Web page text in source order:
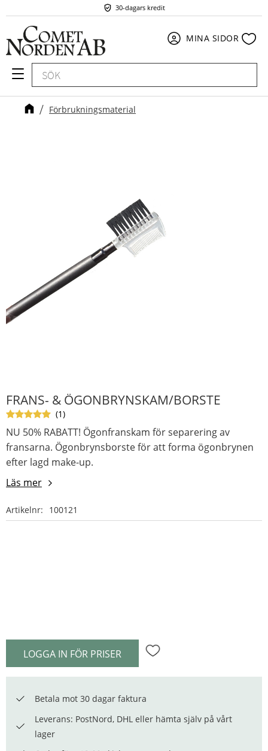
Meny
30-dagars kredit
MINA SIDOR
Förbrukningsmaterial
FRANS- & ÖGONBRYNSKAM/BORSTE
1
NU 50% RABATT! Ögonfranskam för separering av
fransarna. Ögonbrynsborste för att forma ögonbrynen
efter lagd make-up.
Läs mer
LOGGA IN FÖR PRISER Lägg till i favoriter
Artikelnr 100121
Betala mot 30 dagar faktura
Leverans: PostNord, DHL eller hämta själv på vårt
lager